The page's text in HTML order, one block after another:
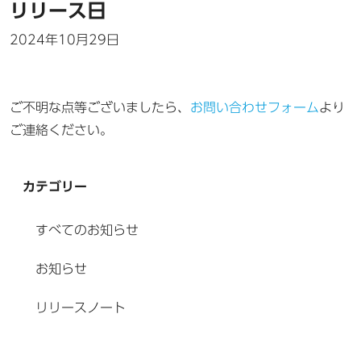
リリース日
2024年10月29日
ご不明な点等ございましたら、 お問い合わせフォームより
ご連絡ください。
カテゴリー
すべてのお知らせ
お知らせ
リリースノート